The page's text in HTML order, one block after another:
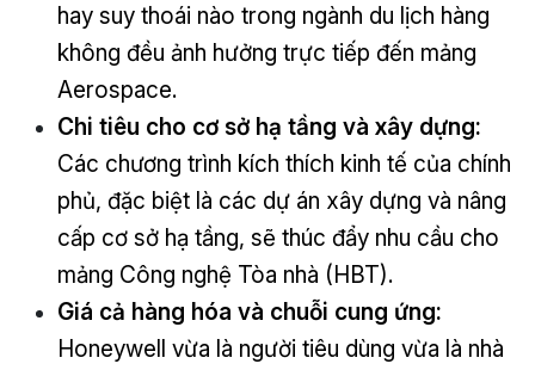
hay suy thoái nào trong ngành du lịch hàng
không đều ảnh hưởng trực tiếp đến mảng
Aerospace.
Chi tiêu cho cơ sở hạ tầng và xây dựng:
Các chương trình kích thích kinh tế của chính
phủ, đặc biệt là các dự án xây dựng và nâng
cấp cơ sở hạ tầng, sẽ thúc đẩy nhu cầu cho
mảng Công nghệ Tòa nhà (HBT).
Giá cả hàng hóa và chuỗi cung ứng:
Honeywell vừa là người tiêu dùng vừa là nhà